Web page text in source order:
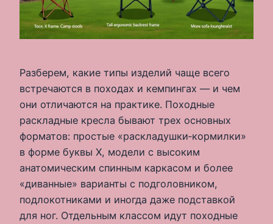
Разберем, какие типы изделий чаще всего
встречаются в походах и кемпингах — и чем
они отличаются на практике. Походные
раскладные кресла бывают трех основных
форматов: простые «раскладушки‑кормилки»
в форме буквы Х, модели с высоким
анатомическим спинным каркасом и более
«диванные» варианты с подголовником,
подлокотниками и иногда даже подставкой
для ног. Отдельным классом идут походные